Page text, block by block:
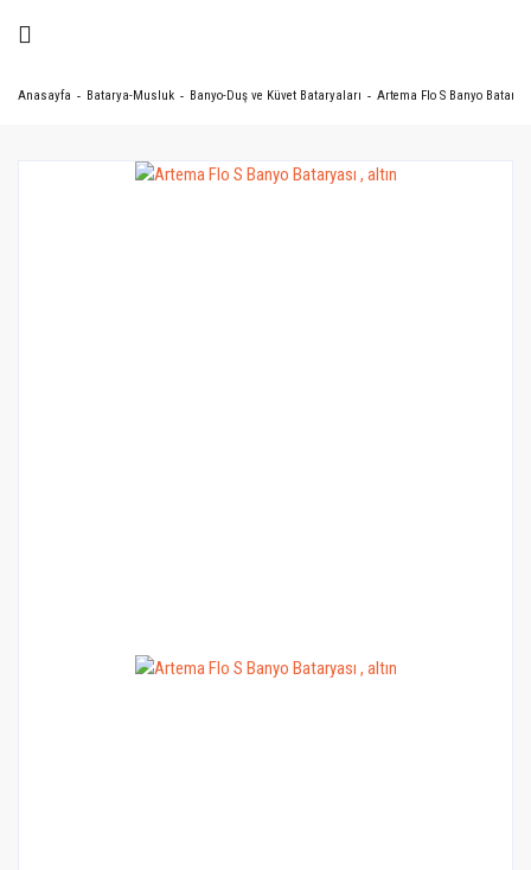
Anasayfa Batarya-Musluk Banyo-Duş ve Küvet Bataryaları Artema Flo S Banyo